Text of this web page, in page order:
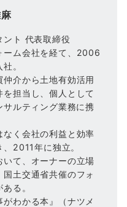
ント 代表取締役
ーム会社を経て、2006
。
介から土地有効活用
担当し、個人として
ルティング業務に携
く会社の利益と効率
2011年に独立。
て、オーナーの立場
土交通省共催のフォ
る。
わかる本』（ナツメ